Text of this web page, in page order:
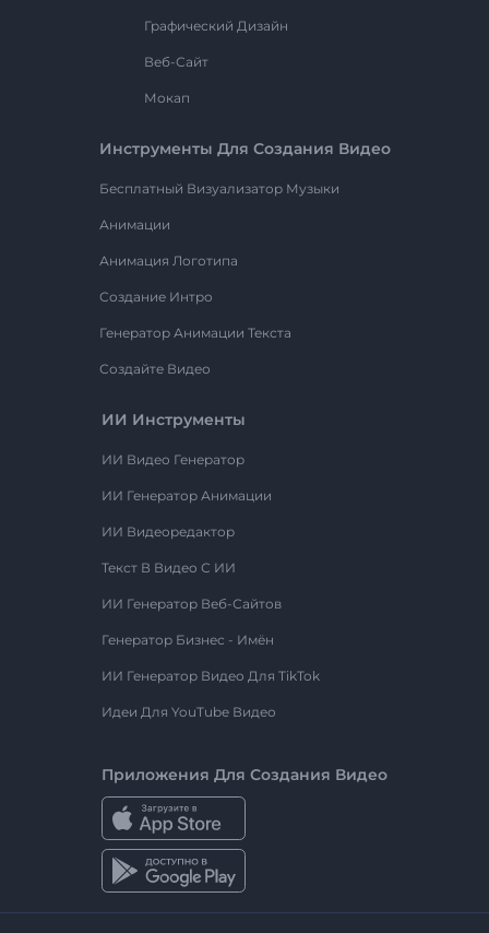
Графический Дизайн
Веб-Сайт
Мокап
Инструменты Для Создания Видео
Бесплатный Визуализатор Музыки
Анимации
Анимация Логотипа
Создание Интро
Генератор Анимации Текста
Создайте Видео
ИИ Инструменты
ИИ Видео Генератор
ИИ Генератор Анимации
ИИ Видеоредактор
Текст В Видео С ИИ
ИИ Генератор Веб-Сайтов
Генератор Бизнес - Имён
ИИ Генератор Видео Для TikTok
Идеи Для YouTube Видео
Приложения Для Создания Видео